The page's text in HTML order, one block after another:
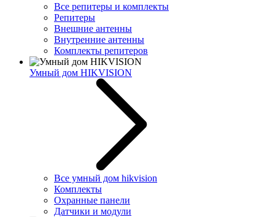
Все репитеры и комплекты
Репитеры
Внешние антенны
Внутренние антенны
Комплекты репитеров
Умный дом HIKVISION
Все умный дом hikvision
Комплекты
Охранные панели
Датчики и модули